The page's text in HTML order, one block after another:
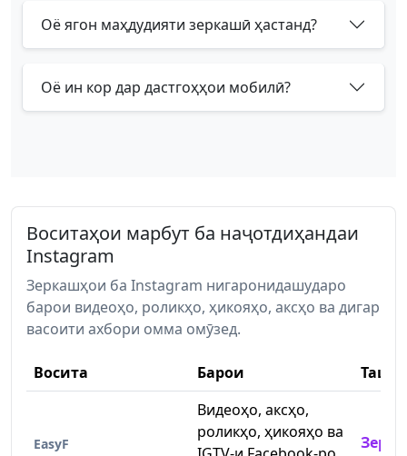
Оё ягон маҳдудияти зеркашӣ ҳастанд?
Оё ин кор дар дастгоҳҳои мобилӣ?
Воситаҳои марбут ба наҷотдиҳандаи
Instagram
Зеркашҳои ба Instagram нигаронидашударо
барои видеоҳо, роликҳо, ҳикояҳо, аксҳо ва дигар
васоити ахбори омма омӯзед.
Восита Барои
EasyF
Видеоҳо, аксҳо,
роликҳо, ҳикояҳо ва